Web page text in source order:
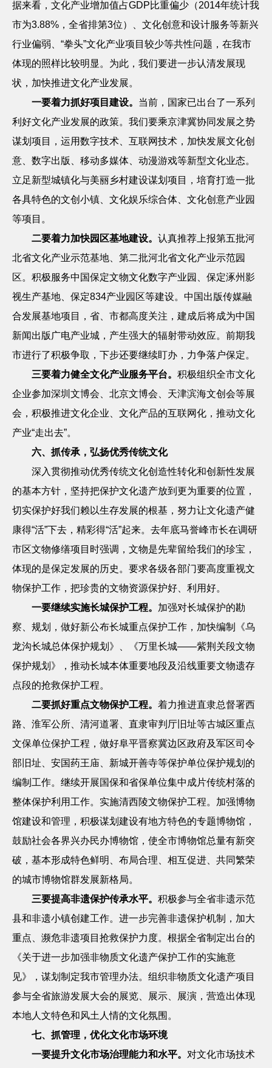
据来看，文化产业增加值占GDP比重偏少（2014年统计我
市为3.88% ，全省排第3位）、文化创意和设计服务等新兴
行业偏弱、“拳头”文化产业项目较少等共性问题，在我市
体现的照样比较明显。为此，我们要进一步认清发展现
状，加快推进文化产业发展。
一要着力抓好项目建设。 当前，国家已出台了一系列
利好文化产业发展的政策。我们要乘京津冀协同发展之势
谋划项目，运用数字技术、互联网技术，加快发展文化创
意、数字出版、移动多媒体、动漫游戏等新型文化业态。
立足新型城镇化与美丽乡村建设谋划项目，培育打造一批
各具特色的文创小镇、文化娱乐综合体、文化创意产业园
等项目。
二要着力加快园区基地建设。 认真推荐上报第五批河
北省文化产业示范基地、第二批河北省文化产业示范园
区。积极服务中国保定文物文化数字产业园、保定涿州影
视生产基地、保定834产业园区等建设。中国出版传媒融
合发展基地项目，省、市都高度关注，建成后将成为中国
新闻出版广电产业城，产生强大的辐射带动效应。前期我
市进行了积极争取，下步还要继续盯办，力争落户保定。
三要着力健全文化产业服务平台。 积极组织全市文化
企业参加深圳文博会、北京文博会、天津滨海文创会等展
会，积极推进文化企业、文化产品的互联网化，推动文化
产业“走出去”。
六、抓传承，弘扬优秀传统文化
深入贯彻推动优秀传统文化创造性转化和创新性发展
的基本方针，坚持把保护文化遗产放到更为重要的位置，
切实保护好我们赖以生存发展的根基，努力让文化遗产健
康得“活”下去，精彩得“活”起来。去年底马誉峰市长在调研
市区文物修缮项目时强调，文物是先辈留给我们的珍宝，
体现的是保定发展的历史。要求各级各部门要高度重视文
物保护工作，把珍贵的文物资源保护好、利用好。
一要继续实施长城保护工程。 加强对长城保护的勘
察、规划，做好新公布长城重点保护工作，加快编制《乌
龙沟长城总体保护规划》、《万里长城——紫荆关段文物
保护规划》，推动长城本体重要地段及沿线重要文物遗存
点段的抢救保护工程。
二要抓好重点文物保护工程。 着力推进直隶总督署西
路、淮军公所、清河道署、直隶审判厅旧址等古城区重点
文保单位保护工程，做好阜平晋察冀边区政府及军区司令
部旧址、安国药王庙、新城开善寺等保护单位保护规划的
编制工作。继续开展国保和省保单位集中成片传统村落的
整体保护利用工作。实施清西陵文物保护工程。加强博物
馆建设和管理，积极谋划建设有地方特色的专题博物馆，
鼓励社会各界兴办民办博物馆，使全市博物馆总量有新突
破，基本形成特色鲜明、布局合理、相互促进、共同繁荣
的城市博物馆群发展新格局。
三要提高非遗保护传承水平。 积极参与全省非遗示范
县和非遗小镇创建工作。进一步完善非遗保护机制，加大
重点、濒危非遗项目抢救保护力度。根据全省制定出台的
《关于进一步加强非物质文化遗产保护工作的实施意
见》，谋划制定我市管理办法。组织非物质文化遗产项目
参与全省旅游发展大会的展览、展示、展演，营造出体现
本地人文特色和风土人情的文化氛围。
七、抓管理，优化文化市场环境
一要提升文化市场治理能力和水平。 对文化市场技术